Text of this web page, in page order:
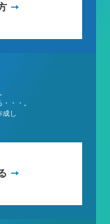
・・。
し